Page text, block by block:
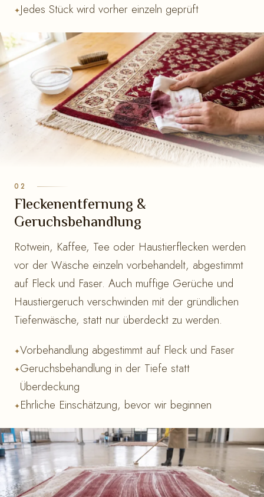
Jedes Stück wird vorher einzeln geprüft
Fleckenentfernung &
Geruchsbehandlung
Rotwein, Kaffee, Tee oder Haustierflecken werden
vor der Wäsche einzeln vorbehandelt, abgestimmt
auf Fleck und Faser. Auch muffige Gerüche und
Haustiergeruch verschwinden mit der gründlichen
Tiefenwäsche, statt nur überdeckt zu werden.
Vorbehandlung abgestimmt auf Fleck und Faser
Geruchsbehandlung in der Tiefe statt
Überdeckung
Ehrliche Einschätzung, bevor wir beginnen